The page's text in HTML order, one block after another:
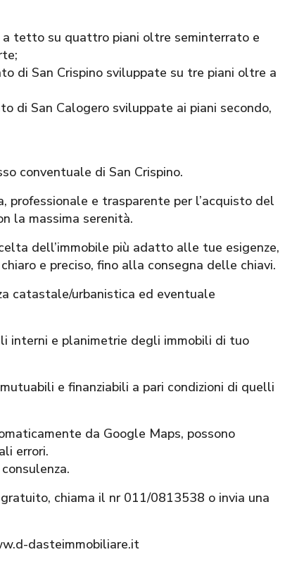
tetto su quattro piani oltre seminterrato e
di San Crispino sviluppate su tre piani oltre a
di San Calogero sviluppate ai piani secondo,
conventuale di San Crispino.
professionale e trasparente per l’acquisto del
la massima serenità.
dell’immobile più adatto alle tue esigenze,
e preciso, fino alla consegna delle chiavi.
catastale/urbanistica ed eventuale
interni e planimetrie degli immobili di tuo
e finanziabili a pari condizioni di quelli
da Google Maps, possono
errori.
chiama il nr 011/0813538 o invia una
dasteimmobiliare.it